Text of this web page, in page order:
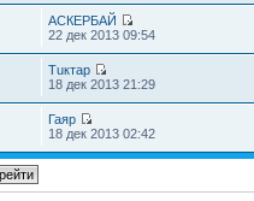
АСКЕРБАЙ
22 дек 2013 09:54
Тuктар
18 дек 2013 21:29
Гаяр
18 дек 2013 02:42